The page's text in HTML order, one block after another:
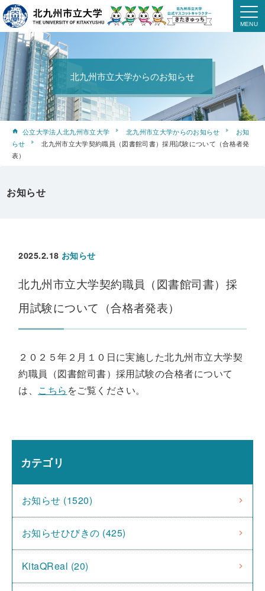
北九州市立大学からのお知らせ
公立大学法人北九州市立大学 北九州市立大学からのお知らせ
お知
らせ
北九州市立大学契約職員（図書館司書）採用試験について（合格者発
表）
お知らせ
2025.2.18 お知らせ
北九州市立大学契約職員（図書館司書）採
用試験について（合格者発表）
２０２５年２月１０日に実施した北九州市立大学契
約職員（図書館司書）採用試験の合格者について
は、 こちら をご覧ください。
カテゴリ
お知らせ (1520)
お知らせひびきの (425)
KitaQReal (20)